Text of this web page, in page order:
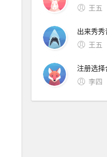
王五
王五
李四